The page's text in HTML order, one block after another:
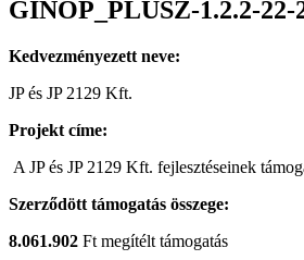
GINOP_PLUSZ-1.2.2-22-
Kedvezményezett neve:
JP és JP 2129 Kft.
Projekt címe:
A JP és JP 2129 Kft. fejlesztéseinek
Szerződött támogatás összege:
8.061.902 Ft megítélt támogatás